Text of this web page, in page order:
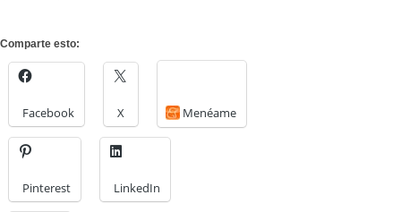
Comparte esto:
Facebook X Menéame
Pinterest LinkedIn